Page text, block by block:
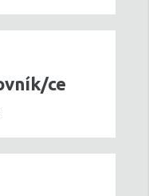
ce